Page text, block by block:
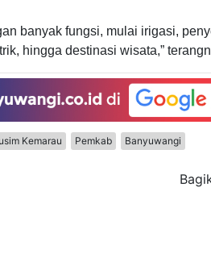
banyak fungsi, mulai irigasi,
hingga destinasi wisata,”
Kemarau Pemkab Banyuwangi